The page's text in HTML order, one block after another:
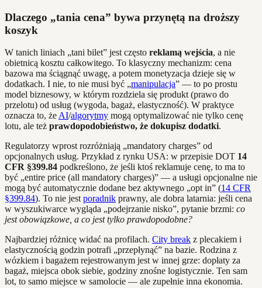
Dlaczego „tania cena” bywa przynętą na droższy
koszyk
W tanich liniach „tani bilet” jest często reklamą wejścia, a nie
obietnicą kosztu całkowitego. To klasyczny mechanizm: cena
bazowa ma ściągnąć uwagę, a potem monetyzacja dzieje się w
dodatkach. I nie, to nie musi być „manipulacja” — to po prostu
model biznesowy, w którym rozdziela się produkt (prawo do
przelotu) od usług (wygoda, bagaż, elastyczność). W praktyce
oznacza to, że AI/algorytmy mogą optymalizować nie tylko cenę
lotu, ale też prawdopodobieństwo, że dokupisz dodatki.
Regulatorzy wprost rozróżniają „mandatory charges” od
opcjonalnych usług. Przykład z rynku USA: w przepisie DOT 14
CFR §399.84 podkreślono, że jeśli ktoś reklamuje cenę, to ma to
być „entire price (all mandatory charges)” — a usługi opcjonalne nie
mogą być automatycznie dodane bez aktywnego „opt in” (14 CFR
§399.84). To nie jest poradnik prawny, ale dobra latarnia: jeśli cena
w wyszukiwarce wygląda „podejrzanie nisko”, pytanie brzmi: co
jest obowiązkowe, a co jest tylko prawdopodobne?
Najbardziej różnicę widać na profilach. City break z plecakiem i
elastycznością godzin potrafi „przepłynąć” na bazie. Rodzina z
wózkiem i bagażem rejestrowanym jest w innej grze: dopłaty za
bagaż, miejsca obok siebie, godziny znośne logistycznie. Ten sam
lot, to samo miejsce w samolocie — ale zupełnie inna ekonomia.